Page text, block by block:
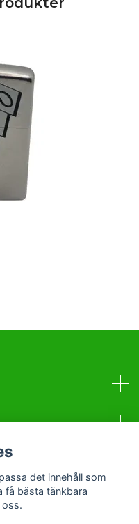
det innehåll som
få bästa tänkbara
oss.